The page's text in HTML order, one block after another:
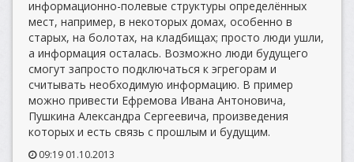
информационно-полевые структуры определённых
мест, например, в некоторых домах, особенно в
старых, на болотах, на кладбищах; просто люди ушли,
а информация осталась. Возможно люди будущего
смогут запросто подключаться к эгрегорам и
считывать необходимую информацию. В пример
можно привести Ефремова Ивана Антоновича,
Пушкина Александра Сергеевича, произведения
которых и есть связь с прошлым и будущим.
09:19 01.10.2013